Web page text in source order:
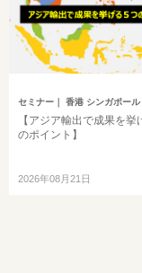
セミナー ｜ 香港 シンガポール 台湾 タ
【アジア輸出で成果を挙
のポイント】
2026年08月21日